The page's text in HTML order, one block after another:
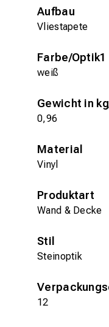
Aufbau
Vliestapete
Farbe/Optik1
weiß
Gewicht in
0,96
Material
Vinyl
Produktart
Wand & Decke
Stil
Steinoptik
12